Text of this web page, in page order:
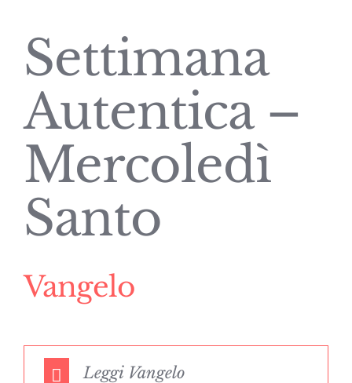
Settimana
Autentica –
Mercoledì
Santo
Vangelo
Leggi Vangelo